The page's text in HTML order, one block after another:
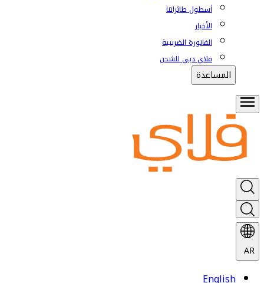
أسطول طائراتنا
الأخبار
الفاتورة الضريبية
فلاي دبي للشحن
المساعدة
AR
English